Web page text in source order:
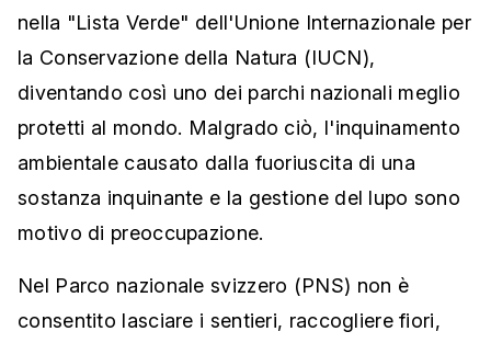
nella "Lista Verde" dell'Unione Internazionale per
la Conservazione della Natura (IUCN),
diventando così uno dei parchi nazionali meglio
protetti al mondo. Malgrado ciò, l'inquinamento
ambientale causato dalla fuoriuscita di una
sostanza inquinante e la gestione del lupo sono
motivo di preoccupazione.
Nel Parco nazionale svizzero (PNS) non è
consentito lasciare i sentieri, raccogliere fiori,